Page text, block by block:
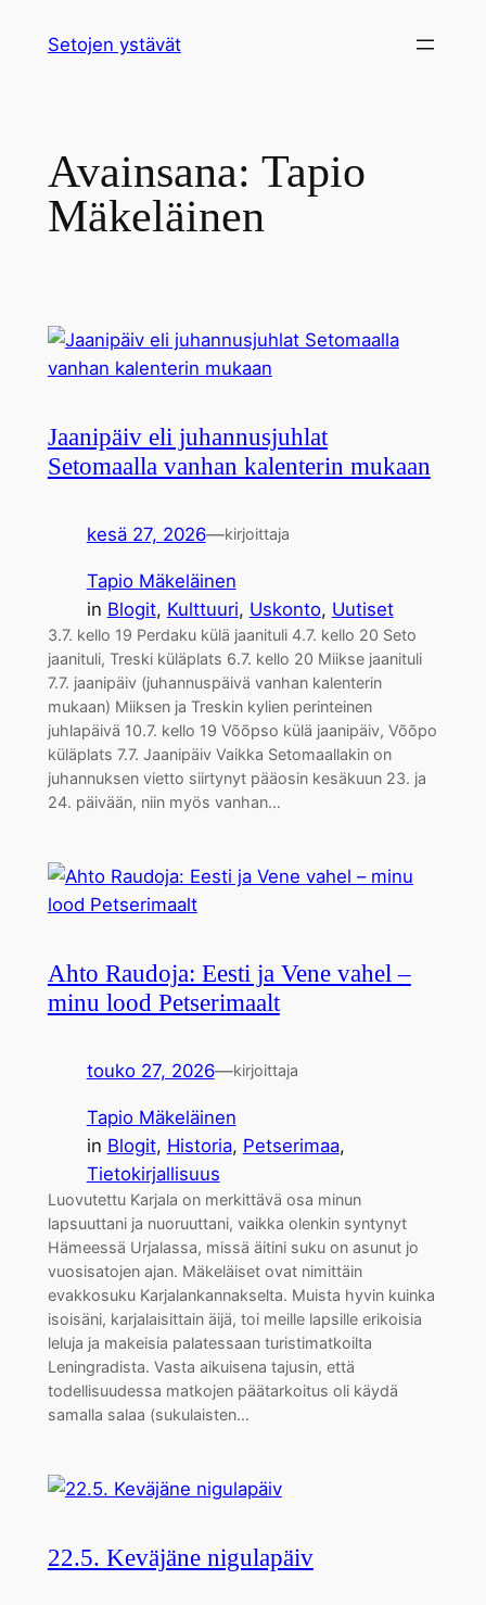
sisältöön
Setojen ystävät
Avainsana: Tapio
Mäkeläinen
Jaanipäiv eli juhannusjuhlat
Setomaalla vanhan kalenterin mukaan
kesä 27, 2026—kirjoittaja
Tapio Mäkeläinen
in Blogit, Kulttuuri, Uskonto, Uutiset
3.7. kello 19 Perdaku külä jaanituli 4.7. kello 20 Seto
jaanituli, Treski küläplats 6.7. kello 20 Miikse jaanituli
7.7. jaanipäiv (juhannuspäivä vanhan kalenterin
mukaan) Miiksen ja Treskin kylien perinteinen
juhlapäivä 10.7. kello 19 Võõpso külä jaanipäiv, Võõpo
küläplats 7.7. Jaanipäiv Vaikka Setomaallakin on
juhannuksen vietto siirtynyt pääosin kesäkuun 23. ja
24. päivään, niin myös vanhan…
Ahto Raudoja: Eesti ja Vene vahel –
minu lood Petserimaalt
touko 27, 2026—kirjoittaja
Tapio Mäkeläinen
in Blogit, Historia, Petserimaa
Tietokirjallisuus
Luovutettu Karjala on merkittävä osa minun
lapsuuttani ja nuoruuttani, vaikka olenkin syntynyt
Hämeessä Urjalassa, missä äitini suku on asunut jo
vuosisatojen ajan. Mäkeläiset ovat nimittäin
evakkosuku Karjalankannakselta. Muista hyvin kuinka
isoisäni, karjalaisittain äijä, toi meille lapsille erikoisia
leluja ja makeisia palatessaan turistimatkoilta
Leningradista. Vasta aikuisena tajusin, että
todellisuudessa matkojen päätarkoitus oli käydä
samalla salaa (sukulaisten…
22.5. Keväjäne nigulapäiv